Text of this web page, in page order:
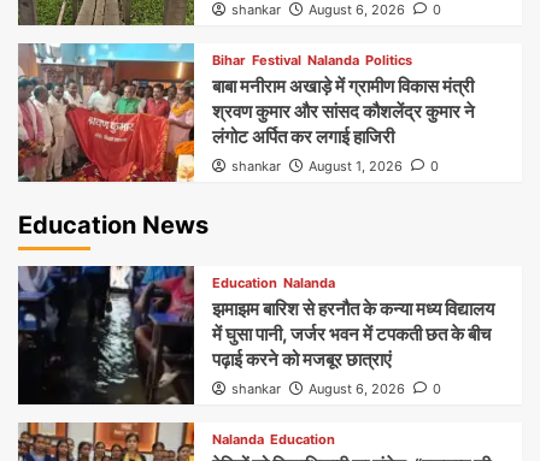
shankar August 6, 2026 0
Bihar Festival Nalanda Politics
बाबा मनीराम अखाड़े में ग्रामीण विकास मंत्री
श्रवण कुमार और सांसद कौशलेंद्र कुमार ने
लंगोट अर्पित कर लगाई हाजिरी
shankar August 1, 2026 0
Education News
Education Nalanda
झमाझम बारिश से हरनौत के कन्या मध्य विद्यालय
में घुसा पानी, जर्जर भवन में टपकती छत के बीच
पढ़ाई करने को मजबूर छात्राएं
shankar August 6, 2026 0
Nalanda Education